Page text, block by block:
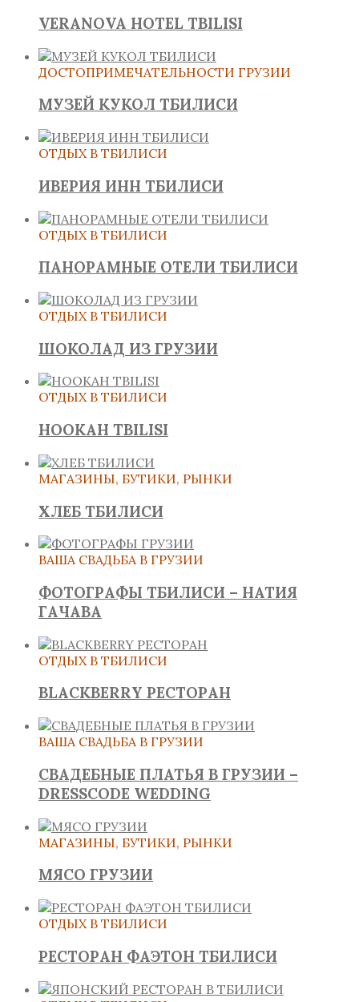
VERANOVA HOTEL TBILISI
ДОСТОПРИМЕЧАТЕЛЬНОСТИ ГРУЗИИ
МУЗЕЙ КУКОЛ ТБИЛИСИ
ОТДЫХ В ТБИЛИСИ
ИВЕРИЯ ИНН ТБИЛИСИ
ОТДЫХ В ТБИЛИСИ
ПАНОРАМНЫЕ ОТЕЛИ ТБИЛИСИ
ОТДЫХ В ТБИЛИСИ
ШОКОЛАД ИЗ ГРУЗИИ
ОТДЫХ В ТБИЛИСИ
HOOKAH TBILISI
МАГАЗИНЫ, БУТИКИ, РЫНКИ
ХЛЕБ ТБИЛИСИ
ВАША СВАДЬБА В ГРУЗИИ
ФОТОГРАФЫ ТБИЛИСИ – НАТИЯ
ГАЧАВА
ОТДЫХ В ТБИЛИСИ
BLACKBERRY РЕСТОРАН
ВАША СВАДЬБА В ГРУЗИИ
СВАДЕБНЫЕ ПЛАТЬЯ В ГРУЗИИ –
DRESSCODE WEDDING
МАГАЗИНЫ, БУТИКИ, РЫНКИ
МЯСО ГРУЗИИ
ОТДЫХ В ТБИЛИСИ
РЕСТОРАН ФАЭТОН ТБИЛИСИ